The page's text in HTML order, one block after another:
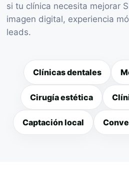
si tu clínica necesita mejorar
imagen digital, experiencia
leads.
Clínicas dentales
Cirugía estética
Captación local